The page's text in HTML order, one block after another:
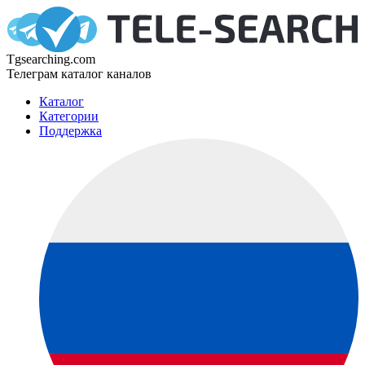
Tgsearching.com
Телеграм каталог каналов
Каталог
Категории
Поддержка